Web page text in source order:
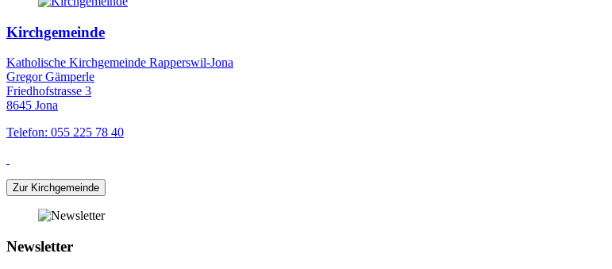
Kirchgemeinde
Katholische Kirchgemeinde Rapperswil-Jona
Gregor Gämperle
Friedhofstrasse 3
8645 Jona
Telefon: 055 225 78 40
Zur Kirchgemeinde
Newsletter